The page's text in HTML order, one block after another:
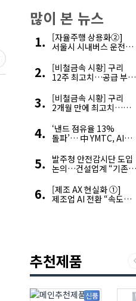
많이 본 뉴스
[자율주행 상용화②]
서울시 시내버스 운전자
해결한다
[비철금속 시황] 구리
12주 최고치…공급 부족
[비철금속 시황] 구리
2개월 만에 최고치…
우려 확대
‘낸드 점유율 13%
돌파’… 中 YMTC, AI
4위 맹추격
발주청 안전감시단 도입
논의…건설업계 “기존
[제조 AX 현실화 ①]
제조업 AI 전환 “속도와
추천제품
신품